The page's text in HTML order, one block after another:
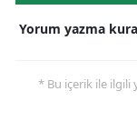
Yorum yazma
* Bu içerik ile ilgili